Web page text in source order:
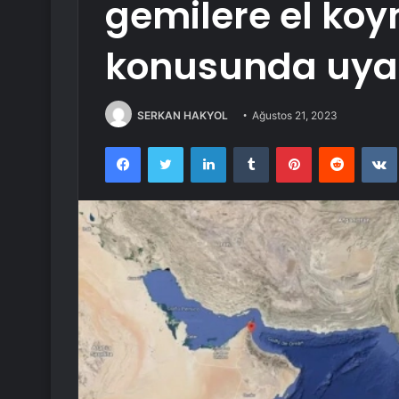
gemilere el
konusunda
SERKAN HAKYOL Ağustos 21, 2023
FacebookTwitter LinkedInTumblr PinterestReddit